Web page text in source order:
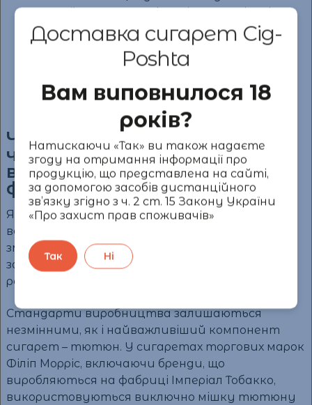
Доставка сигарет Cig-
Poshta
Вам виповнилося 18
років?
Натискаючи «Так» ви також надаєте
згоду на отримання інформації про
продукцію, що представлена на сайті,
за допомогою засобів дистанційного
зв’язку згідно з ч. 2 ст. 15 Закону України
«Про захист прав споживачів»
Так Ні
дизайну пачок пов’язані з оптимізаціями
процесів виробництва або
особливостями виробництва на
потужностях Імперіал Тобакко. На якість
Чи змінився смак цигарок
через перенесення
виробництва на іншу
фабрику?
Якість цигарок Філіп Морріс, які виходять з-під
верстата фабрики Імперіал Тобакко в Києві, не
змінилася, оскільки Філіп Морріс повністю
залучений до процесу виробництва та
ретельно контролює його.
Стандарти виробництва залишаються
незмінними, як і найважливіший компонент
сигарет – тютюн. У сигаретах торгових марок
Філіп Морріс, включаючи бренди, що
виробляються на фабриці Імперіал Тобакко,
використовуються виключно мішку тютюну